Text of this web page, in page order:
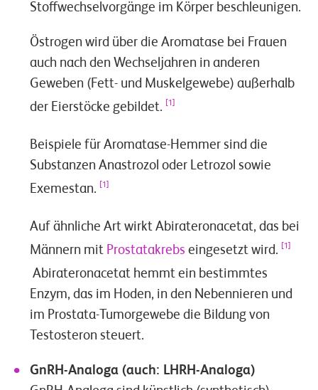
Stoffwechselvorgänge im Körper beschleunigen.
Östrogen wird über die Aromatase bei Frauen
auch nach den Wechseljahren in anderen
Geweben (Fett- und Muskelgewebe) außerhalb
der Eierstöcke gebildet.
[1]
Beispiele für Aromatase-Hemmer sind die
Substanzen Anastrozol oder Letrozol sowie
Exemestan.
[1]
Auf ähnliche Art wirkt Abirateronacetat, das bei
Männern mit Prostatakrebs eingesetzt wird. [1]
Abirateronacetat hemmt ein bestimmtes
Enzym, das im Hoden, in den Nebennieren und
im Prostata-Tumorgewebe die Bildung von
Testosteron steuert.
GnRH-Analoga (auch: LHRH-Analoga)